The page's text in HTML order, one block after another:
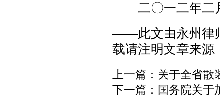
二〇一二年二
——此文由永州律
载请注明文章来源
上一篇： 关于全省散
下一篇： 国务院关于